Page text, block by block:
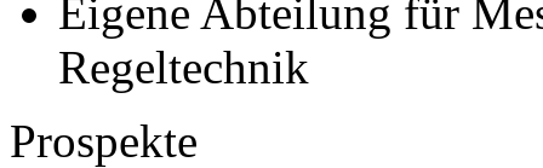
Eigene Abteilung für
Regeltechnik
Prospekte